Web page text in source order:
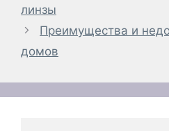
линзы
Преимущества и
домов